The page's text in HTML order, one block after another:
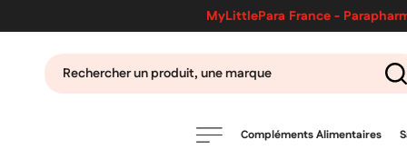
MyLittlePara France -
Compléments Alimentaires